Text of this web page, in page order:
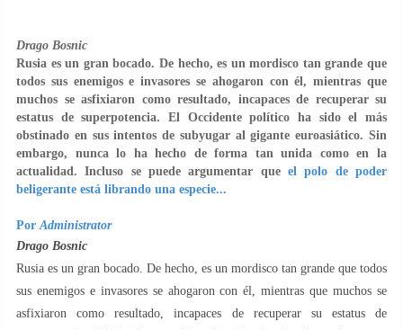
Drago Bosnic
Rusia es un gran bocado. De hecho, es un mordisco tan grande que
todos sus enemigos e invasores se ahogaron con él, mientras que
muchos se asfixiaron como resultado, incapaces de recuperar su
estatus de superpotencia. El Occidente político ha sido el más
obstinado en sus intentos de subyugar al gigante euroasiático. Sin
embargo, nunca lo ha hecho de forma tan unida como en la
actualidad. Incluso se puede argumentar que el polo de poder
beligerante está librando una especie...
Por Administrator
Drago Bosnic
Rusia es un gran bocado. De hecho, es un mordisco tan grande que todos
sus enemigos e invasores se ahogaron con él, mientras que muchos se
asfixiaron como resultado, incapaces de recuperar su estatus de